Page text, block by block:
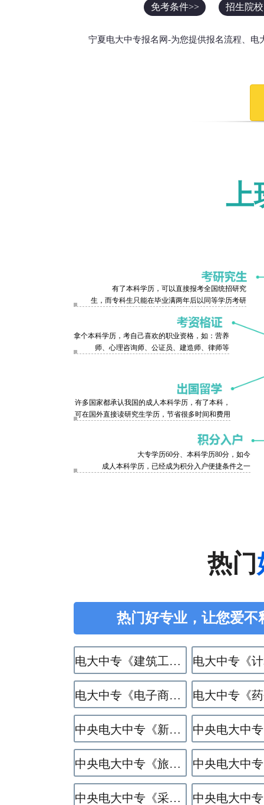
免考条件>> 招生院
宁夏电大中专报名网-为您提供报名流程、
上
有了本科学历，可以直接报考全国统招研究
生，而专科生只能在毕业满两年后以同等学历考研
拿个本科学历，考自己喜欢的职业资格，如：营养
师、心理咨询师、公证员、建造师、律师等
许多国家都承认我国的成人本科学历，有了本科，
可在国外直接读研究生学历，节省很多时间和费用
大专学历60分、本科学历80分，如今
成人本科学历，已经成为积分入户便捷条件之一
热门
热门好专业，让您爱
电大中专《建筑工程施工》专业
电大中专《电子商务》专业
中央电大中专《新能源汽车运用与维修》专业
中央电大中专《旅游服务与管理》专业
中央电大中专《采矿技术》专业